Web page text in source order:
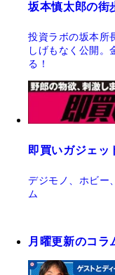
坂本慎太郎の街
投資ラボの坂本所
しげもなく公開。
る！
即買いガジェッ
デジモノ、ホビー
ム
月曜更新のコラ